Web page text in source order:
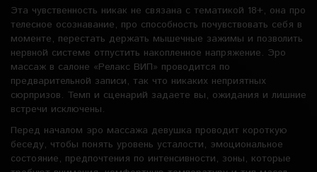
Эта чувственность никак не связана с тематикой 18+, она про
телесное осознавание, про способность почувствовать себя в
моменте, перестать держать мышечные зажимы и позволить
нервной системе отпустить накопленное напряжение. Эро
массаж в салоне «Релакс ВИП» проводится по
предварительной записи, так что никаких неприятных
сюрпризов. Темп и сценарий задаете вы, ожидания и лишние
встречи исключены.
Перед началом эро массажа девушка проводит короткую
беседу, чтобы понять уровень усталости, эмоциональное
состояние, предпочтения по интенсивности, зоны, которые